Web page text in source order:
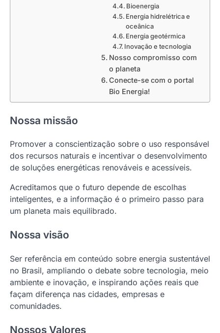
Bioenergia
Energia hidrelétrica e
oceânica
Energia geotérmica
Inovação e tecnologia
Nosso compromisso com
o planeta
Conecte-se com o portal
Bio Energia!
Nossa missão
Promover a conscientização sobre o uso responsável
dos recursos naturais e incentivar o desenvolvimento
de soluções energéticas renováveis e acessíveis.
Acreditamos que o futuro depende de escolhas
inteligentes, e a informação é o primeiro passo para
um planeta mais equilibrado.
Nossa visão
Ser referência em conteúdo sobre energia sustentável
no Brasil, ampliando o debate sobre tecnologia, meio
ambiente e inovação, e inspirando ações reais que
façam diferença nas cidades, empresas e
comunidades.
Nossos Valores